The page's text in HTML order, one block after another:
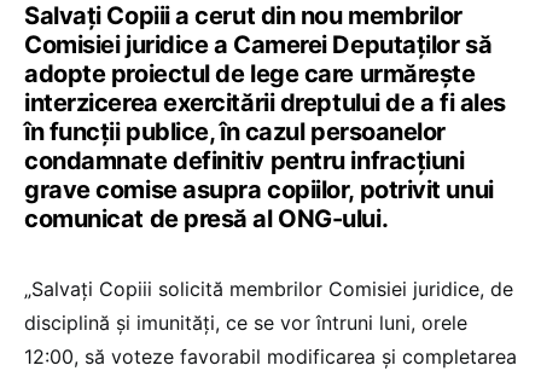
Salvaţi Copiii a cerut din nou membrilor
Comisiei juridice a Camerei Deputaţilor să
adopte proiectul de lege care urmăreşte
interzicerea exercitării dreptului de a fi ales
în funcții publice, în cazul persoanelor
condamnate definitiv pentru infracţiuni
grave comise asupra copiilor, potrivit unui
comunicat de presă al ONG-ului.
„Salvaţi Copiii solicită membrilor Comisiei juridice, de
disciplină şi imunităţi, ce se vor întruni luni, orele
12:00, să voteze favorabil modificarea şi completarea